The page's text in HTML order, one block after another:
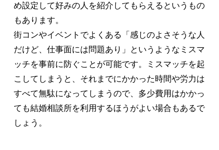
め設定して好みの人を紹介してもらえるというもの
もあります。
街コンやイベントでよくある「感じのよさそうな人
だけど、仕事面には問題あり」というようなミスマ
ッチを事前に防ぐことが可能です。ミスマッチを起
こしてしまうと、それまでにかかった時間や労力は
すべて無駄になってしまうので、多少費用はかかっ
ても結婚相談所を利用するほうがよい場合もあるで
しょう。